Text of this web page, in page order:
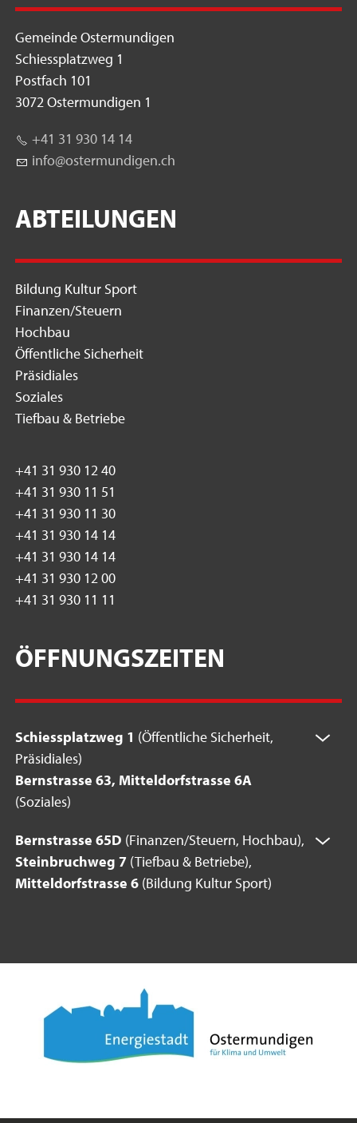
Gemeinde Ostermundigen
Schiessplatzweg 1
Postfach 101
3072 Ostermundigen 1
+41 31 930 14 14
nf
st rm nd g n ch
ABTEILUNGEN
Bildung Kultur Sport
Finanzen/Steuern
Hochbau
Öffentliche Sicherheit
Präsidiales
Soziales
Tiefbau & Betriebe
+41 31 930 12 40
+41 31 930 11 51
+41 31 930 11 30
+41 31 930 14 14
+41 31 930 14 14
+41 31 930 12 00
+41 31 930 11 11
ÖFFNUNGSZEITEN
Schiessplatzweg 1 (Öffentliche Sicherheit,
Präsidiales)
Bernstrasse 63, Mitteldorfstrasse 6A
(Soziales)
Bernstrasse 65D (Finanzen/Steuern, Hochbau),
Steinbruchweg 7 (Tiefbau & Betriebe),
Mitteldorfstrasse 6 (Bildung Kultur Sport)